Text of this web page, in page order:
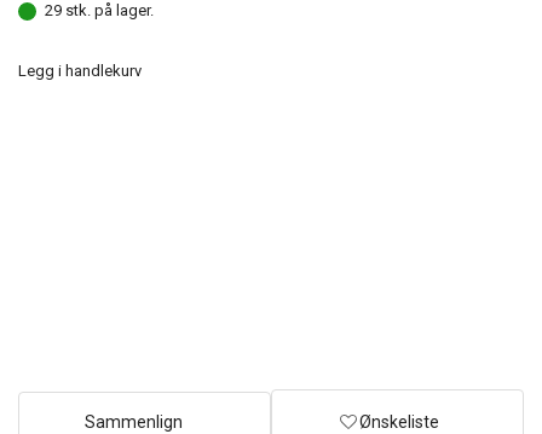
29 stk. på lager.
Legg i handlekurv
Sammenlign Ønskeliste